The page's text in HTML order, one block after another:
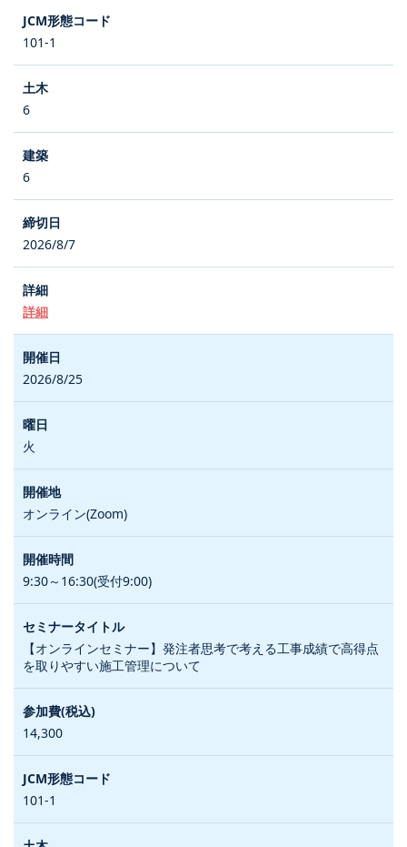
101-1
6
6
2026/8/7
詳細
2026/8/25
火
オンライン(Zoom)
9:30～16:30(受付9:00)
【オンラインセミナー】発注者思考で考える工事成績で高得点
を取りやすい施工管理について
14,300
101-1